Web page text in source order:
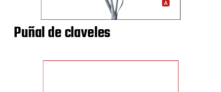
Puñal de claveles